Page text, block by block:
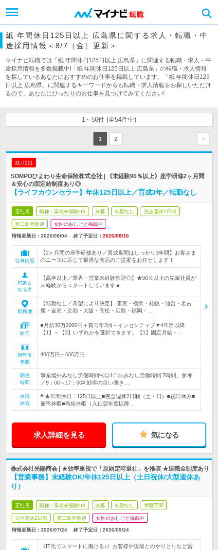
紙 年間休日125日以上 広島県に関する求人・転職・中
途採用情報＜8/7（金）更新＞
マイナビ転職では「紙 年間休日125日以上 広島県」に関連する転職・求人・中
途採用情報を多数掲載中!「紙 年間休日125日以上 広島県」の転職・求人情報
を探しているあなたにおすすめのお仕事を掲載しています。「紙 年間休日125
日以上 広島県」に関連するキーワードからも転職・求人情報をお探しいただけ
るので、あなたにぴったりのお仕事を見つけてみてください!
1～50件 (全54件中)
1 2
残り2日
SOMPOひまわり生命保険株式会社 | 《未経験90％以上》座学研修2ヶ月間
＆安心の固定給制度あり◎
【ライフカウンセラー】年休125日以上／育成3年／転勤なし
正社員 職種・業種未経験OK 急募 転勤なし 完全週休2日制
第二新卒歓迎 女性のおしごと掲載中
情報更新日：2026/08/04 終了予定日： 2026/08/10
仕事内容
【2ヶ月間の座学研修あり／育成期間はしっかり3年間】お客さま
のニーズに応じて最適な商品のご提案をお任せします！
対象と
なる方
【高卒以上／業界・営業未経験歓迎◎】★90％以上の先輩社員が
未経験からスタートしています★
勤務地
【転勤なし／希望により決定】 東京・横浜・札幌・仙台・名古
屋・金沢・京都・大阪・高松・広島・福岡・…
給与
■月給30万2000円＋賞与年2回＋インセンティブ▼4年目以降
【1】～【3】いずれかを選択できます。【1】固定月給＋…
初年度
年収
400万円～600万円
勤務
時間
事業場外みなし労働時間制◎1日のみなし労働時間 7時間、参考
／9：00～17：00# 効率の良い働き…
休日
休暇
# ★年間休日：125日以上■完全週休2日制（土・日）■祝日休み■
慶弔休暇■有給休暇（入社翌年度以降…
求人詳細を見る 気になる
株式会社光陽商会 | ★効率重視で「原則定時退社」を推奨 ★退職金制度あり
【営業事務】未経験OK/年休125日以上（土日祝休/大型連休あ
り）
正社員 職種・業種未経験OK 急募 転勤なし 学歴不問
完全週休2日制 第二新卒歓迎 女性のおしごと掲載中
情報更新日：2026/07/24 終了予定日： 2026/09/24
《IT化でスマートに働ける♪》お客様や現場とのやりとりなど営